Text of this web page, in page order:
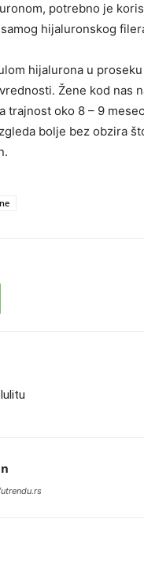
potrebno je
hijaluronskog
hijalurona u
Žene kod nas
trajnost oko 8 – 9
bolje bez obzira